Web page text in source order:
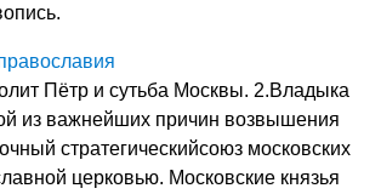
Пётр и сутьба Москвы. 2.Владыка
из важнейших причин возвышения
стратегическийсоюз московских
церковью. Московские князья